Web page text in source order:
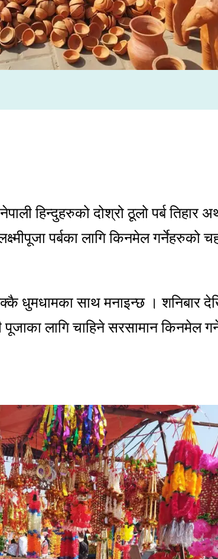
हिन्दुहरुको दोश्रो ठूलो पर्ब तिहार
पर्बका लागि किनमेल गर्नेहरुको
धुमधामका साथ मनाइन्छ । शनिबार
पूजाका लागि चाहिने सरसामान किनमेल